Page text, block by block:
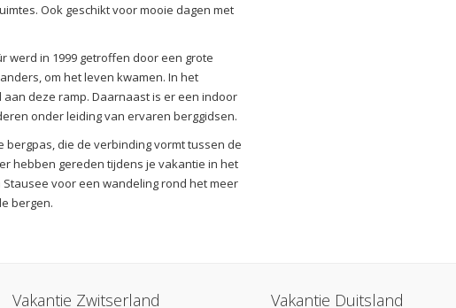
Ook geschikt voor mooie dagen met
werd in 1999 getroffen door een grote
om het leven kwamen. In het
deze ramp. Daarnaast is er een indoor
onder leiding van ervaren berggidsen.
die de verbinding vormt tussen de
hebben gereden tijdens je vakantie in het
voor een wandeling rond het meer
bergen.
Vakantie Zwitserland Vakantie Duitsland